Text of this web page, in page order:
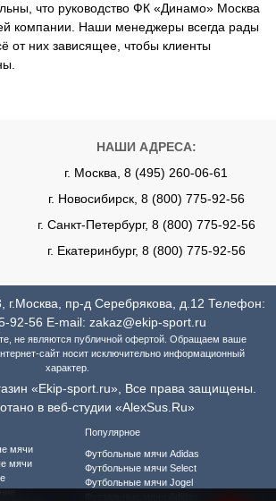
что руководство ФК «Динамо» Москва
компании. Наши менеджеры всегда рады
от них зависящее, чтобы клиенты
НАШИ АДРЕСА:
г. Москва, 8 (495) 260-06-61
г. Новосибирск, 8 (800) 775-92-56
г. Санкт-Петербург, 8 (800) 775-92-56
г. Екатеринбург, 8 (800) 775-92-56
г.Москва, пр-д Серебрякова, д.12 Телефон:
92-56 E-mail: zakaz@ekip-sport.ru
не являются публичной офертой. Обращаем ваше
сайт носит исключительно информационный
характер.
«Ekip-sport.ru», Все права защищены.
в веб-студии «AlexSus.Ru»
мячи
мячи
Популярное
Футбольные мячи Adidas
Футбольные мячи Select
Футбольные мячи Jogel